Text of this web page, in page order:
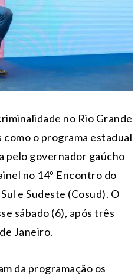
no Rio Grande
o programa estadual
pelo governador gaúcho
no 14º Encontro do
e Sudeste (Cosud). O
sábado (6), após três
Janeiro.
da programação os